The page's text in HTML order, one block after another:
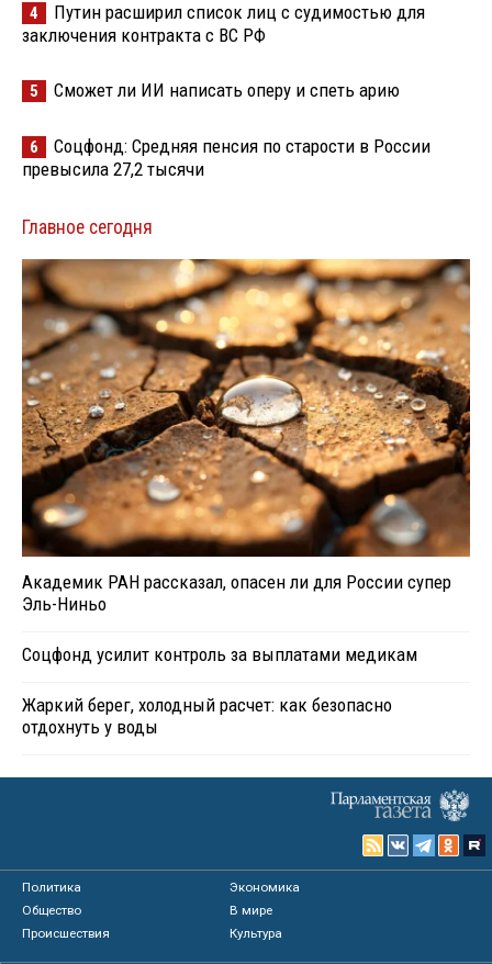
4
Путин расширил список лиц с судимостью для
заключения контракта с ВС РФ
5 Сможет ли ИИ написать оперу и спеть арию
6
Соцфонд: Средняя пенсия по старости в России
превысила 27,2 тысячи
Главное сегодня
Академик РАН рассказал, опасен ли для России супер
Эль-Ниньо
Соцфонд усилит контроль за выплатами медикам
Жаркий берег, холодный расчет: как безопасно
отдохнуть у воды
Политика
Экономика
Общество
В мире
Происшествия
Культура